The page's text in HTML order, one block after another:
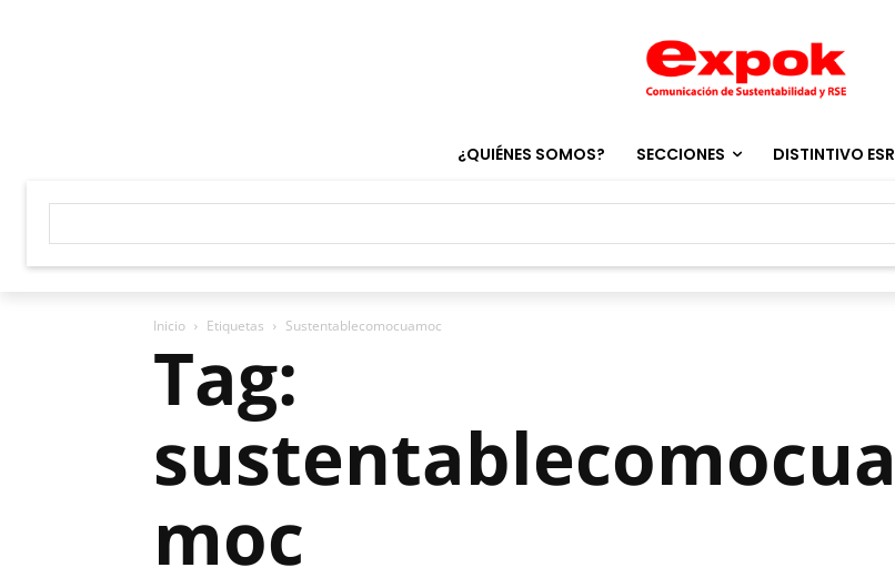
¿QUIÉNES SOMOS? SECCIONES DISTINTIVO ESR
Inicio Etiquetas Sustentablecomocuamoc
Tag:
sustentablecomocua
moc